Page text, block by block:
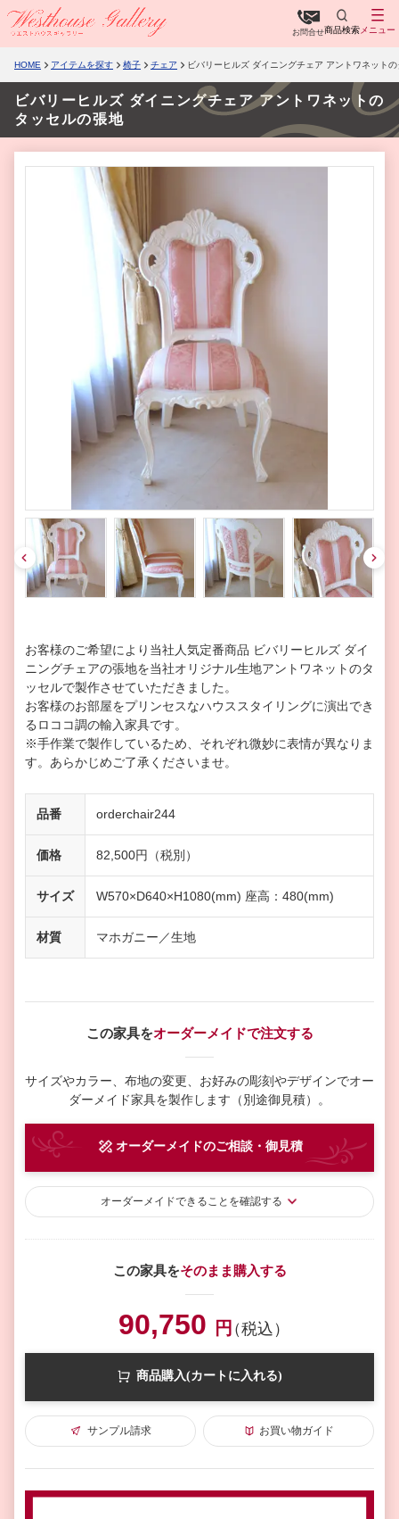
お問合せ商品検索 メニュー
HOME アイテムを探す 椅子 チェア ビバリーヒルズ ダイニングチェア アントワネット
ビバリーヒルズ ダイニングチェア アントワネットの
タッセルの張地
pre
v
nex
t
お客様のご希望により当社人気定番商品 ビバリーヒルズ ダイ
ニングチェアの張地を当社オリジナル生地アントワネットのタ
ッセルで製作させていただきました。
お客様のお部屋をプリンセスなハウススタイリングに演出でき
るロココ調の輸入家具です。
※手作業で製作しているため、それぞれ微妙に表情が異なりま
す。あらかじめご了承くださいませ。
品番 orderchair244
価格 82,500円（税別）
サイズ W570×D640×H1080(mm) 座高：480(mm)
材質 マホガニー／生地
この家具をオーダーメイドで注文する
サイズやカラー、布地の変更、お好みの彫刻やデザインでオー
ダーメイド家具を製作します（別途御見積）。
オーダーメイドのご相談・御見積
オーダーメイドできることを確認する
この家具をそのまま購入する
90,750 円（税込）
商品購入(カートに入れる)
サンプル請求 お買い物ガイド